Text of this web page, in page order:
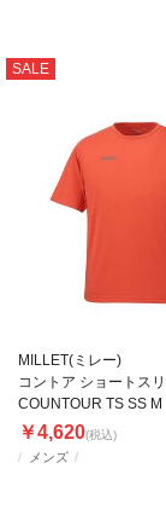
SALE
メンズ
MILLET(ミレー)
コントア ショートス
COUNTOUR TS SS M
￥4,620(税込)